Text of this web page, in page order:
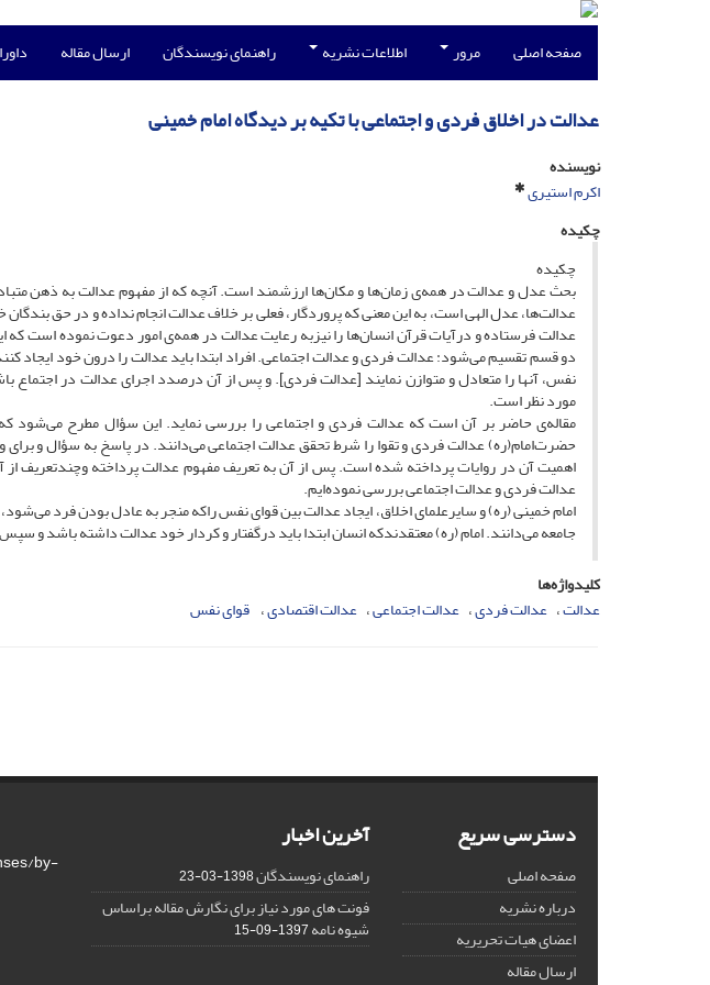
صفحه اصلی مرور اطلاعات نشریه راهنمای نویسندگان ارسال مقاله
عدالت در اخلاق فردی و اجتماعی با تکیه بر دیدگاه امام خمینی
نویسنده
اکرم استیری
چکیده
چکیده
بحث عدل و عدالت در همه‌ی زمان‌ها و مکان‌ها ارزشمند است. آنچه که از مفهوم عدالت به ذهن
عدالت‌ها، عدل الهی است، به این معنی که پروردگار، فعلی بر خلاف عدالت انجام نداده و در حق
عدالت فرستاده و درآیات قرآن انسان‌ها را نیزبه رعایت عدالت در همه‌ی امور دعوت نموده است
دو قسم تقسیم می‌شود: عدالت فردی و عدالت اجتماعی. افراد ابتدا باید عدالت را درون خود ایجاد
نفس،‌ آنها را متعادل و متوازن نمایند [عدالت فردی]. و پس از آن درصدد اجرای عدالت در اجتماع
مورد نظر است.
مقاله‌ی حاضر بر آن است که عدالت فردی و اجتماعی را بررسی نماید. این سؤال مطرح می‌شود
حضرت‌امام(ره) عدالت فردی و تقوا را شرط تحقق عدالت اجتماعی می‌دانند. در پاسخ به سؤال و
اهمیت آن در روایات پرداخته شده است. پس از آن به تعریف مفهوم عدالت پرداخته وچندتعریف از
عدالت فردی و عدالت اجتماعی بررسی نموده‌ایم.
امام خمینی (ره) و سایرعلمای اخلاق،‌ ایجاد عدالت بین قوای نفس راکه منجر به عادل بودن فرد
جامعه می‌دانند. امام (ره) معتقدندکه انسان ابتدا باید درگفتار و کردار خود عدالت داشته باشد و
کلیدواژه‌ها
عدالت ‌عدالت فردی عدالت اجتماعی عدالت اقتصادی ‌ قوای نفس
دسترسی سریع
صفحه اصلی
درباره نشریه
اعضای هیات تحریریه
ارسال مقاله
آخرین اخبار
راهنمای نویسندگان1398-03-23
فونت های مورد نیاز برای نگارش مقاله براساس
شیوه نامه1397-09-15
by-